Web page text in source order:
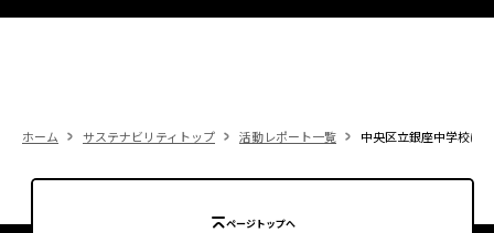
ホーム サステナビリティトップ 活動レポート一覧 中央区立銀座中学校に
ページトップへ